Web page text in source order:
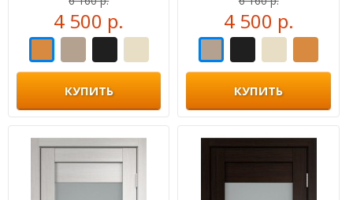
4 500 р.
КУПИТЬ
4 500 р.
КУПИТЬ